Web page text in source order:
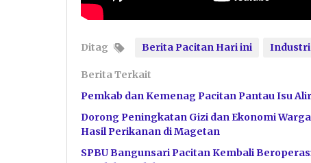
Ditag Berita Pacitan Hari ini Industri
Berita Terkait
Pemkab dan Kemenag Pacitan Pantau Isu
Dorong Peningkatan Gizi dan Ekonomi
Hasil Perikanan di Magetan
SPBU Bangunsari Pacitan Kembali